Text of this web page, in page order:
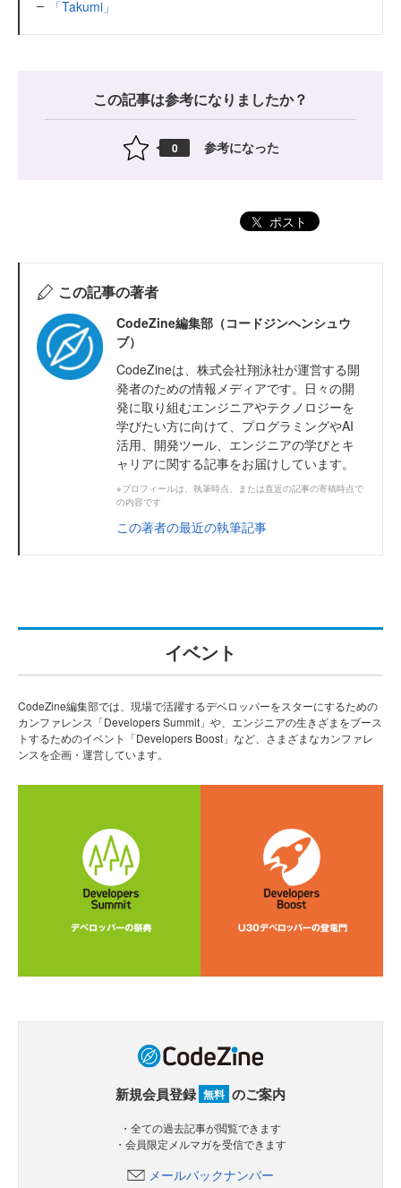
「Takumi」
この記事は参考になりましたか？
0 参考になった
ポスト
この記事の著者
CodeZine編集部（コードジンヘンシュウ
ブ）
CodeZineは、株式会社翔泳社が運営する開
発者のための情報メディアです。日々の開
発に取り組むエンジニアやテクノロジーを
学びたい方に向けて、プログラミングやAI
活用、開発ツール、エンジニアの学びとキ
ャリアに関する記事をお届けしています。
※プロフィールは、執筆時点、または直近の記事の寄稿時点で
の内容です
この著者の最近の執筆記事
イベント
CodeZine編集部では、現場で活躍するデベロッパーをスターにするための
カンファレンス「Developers Summit」や、エンジニアの生きざまをブース
トするためのイベント「Developers Boost」など、さまざまなカンファレ
ンスを企画・運営しています。
新規会員登録 無料 のご案内
・全ての過去記事が閲覧できます
・会員限定メルマガを受信できます
メールバックナンバー